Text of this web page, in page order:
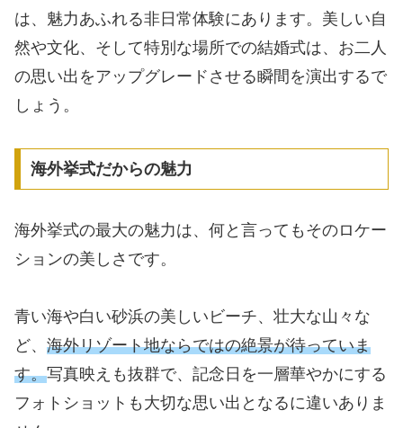
は、魅力あふれる非日常体験にあります。美しい自
然や文化、そして特別な場所での結婚式は、お二人
の思い出をアップグレードさせる瞬間を演出するで
しょう。
海外挙式だからの魅力
海外挙式の最大の魅力は、何と言ってもそのロケー
ションの美しさです。
青い海や白い砂浜の美しいビーチ、壮大な山々な
ど、 海外リゾート地ならではの絶景が待っていま
す。写真映えも抜群で、記念日を一層華やかにする
フォトショットも大切な思い出となるに違いありま